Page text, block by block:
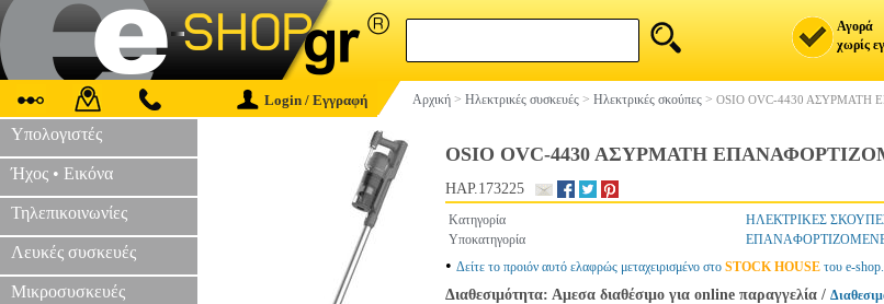
Αγορά
χωρίς
Login / Εγγραφή Αρχική > Ηλεκτρικές συσκευές > Ηλεκτρικές σκούπες > OSIO OVC-4430
Υπολογιστές
Ήχος • Εικόνα
Τηλεπικοινωνίες
Λευκές συσκευές
Μικροσυσκευές
OSIO OVC-4430 AΣΥΡΜΑΤΗ
HAP.173225
Κατηγορία
ΗΛΕΚΤΡΙΚΕΣ
Υποκατηγορία
• Δείτε το προιόν αυτό ελαφρώς μεταχειρισμένο στο STOCK HOUSE του e-
Διαθεσιμότητα: Αμεσα διαθέσιμο για online παραγγελία /